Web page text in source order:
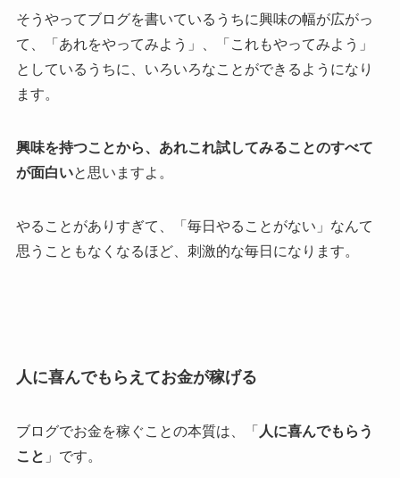
そうやってブログを書いているうちに興味の幅が広がっ
て、「あれをやってみよう」、「これもやってみよう」
としているうちに、いろいろなことができるようになり
ます。
興味を持つことから、あれこれ試してみることのすべて
が面白いと思いますよ。
やることがありすぎて、「毎日やることがない」なんて
思うこともなくなるほど、刺激的な毎日になります。
人に喜んでもらえてお金が稼げる
ブログでお金を稼ぐことの本質は、「 人に喜んでもらう
こと 」です。